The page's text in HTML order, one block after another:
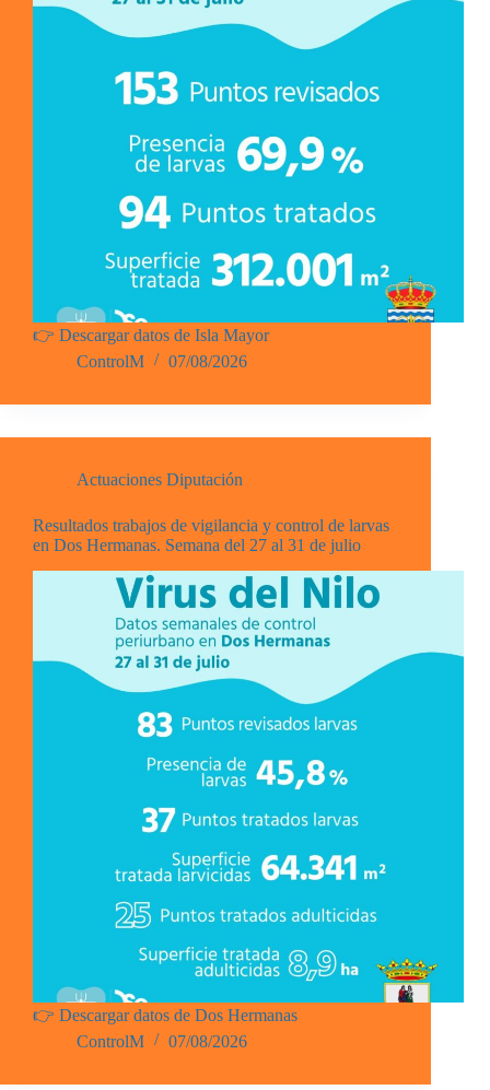
👉 Descargar datos de Isla Mayor
ControlM
07/08/2026
Actuaciones Diputación
Resultados trabajos de vigilancia y control de larvas
en Dos Hermanas. Semana del 27 al 31 de julio
👉 Descargar datos de Dos Hermanas
ControlM
07/08/2026